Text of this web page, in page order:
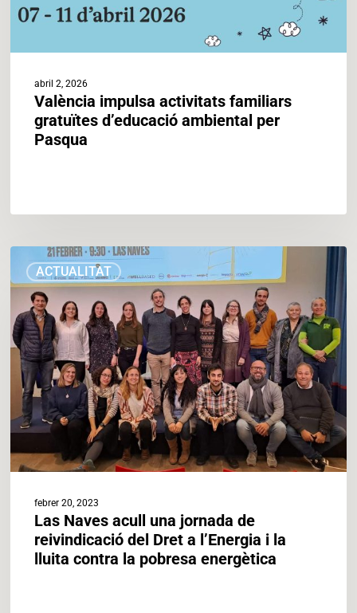
abril 2, 2026
València impulsa activitats familiars
gratuïtes d’educació ambiental per
Pasqua
ACTUALITAT
Naves
acull
una
jornada
de
reivindicació
del
Dret
a
i
la
contra
pobresa
energètica
febrer 20, 2023
Las Naves acull una jornada de
reivindicació del Dret a l’Energia i la
lluita contra la pobresa energètica